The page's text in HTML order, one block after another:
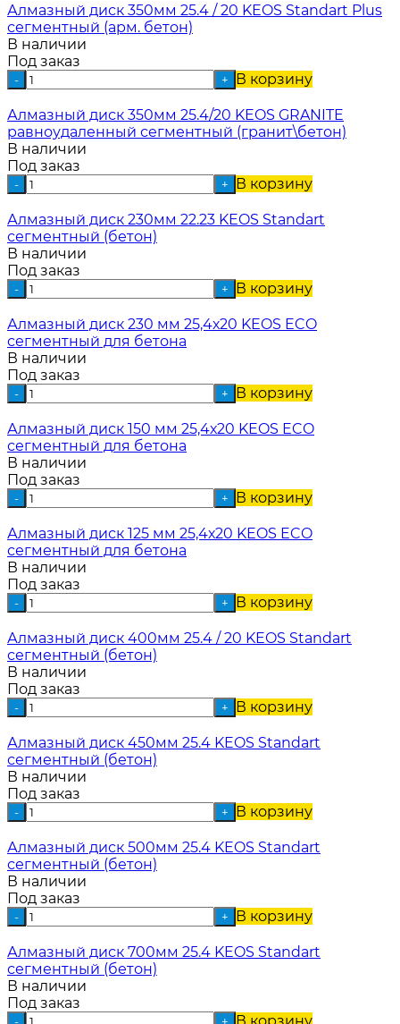
Алмазный диск 350мм 25.4 / 20 KEOS Standart Plus
сегментный (арм. бетон)
В наличии
Под заказ
- + В корзину
Алмазный диск 350мм 25.4/20 KEOS GRANITE
равноудаленный сегментный (гранит\бетон)
В наличии
Под заказ
- + В корзину
Алмазный диск 230мм 22.23 KEOS Standart
сегментный (бетон)
В наличии
Под заказ
- + В корзину
Алмазный диск 230 мм 25,4х20 KEOS ECO
сегментный для бетона
В наличии
Под заказ
- + В корзину
Алмазный диск 150 мм 25,4х20 KEOS ECO
сегментный для бетона
В наличии
Под заказ
- + В корзину
Алмазный диск 125 мм 25,4х20 KEOS ECO
сегментный для бетона
В наличии
Под заказ
- + В корзину
Алмазный диск 400мм 25.4 / 20 KEOS Standart
сегментный (бетон)
В наличии
Под заказ
- + В корзину
Алмазный диск 450мм 25.4 KEOS Standart
сегментный (бетон)
В наличии
Под заказ
- + В корзину
Алмазный диск 500мм 25.4 KEOS Standart
сегментный (бетон)
В наличии
Под заказ
- + В корзину
Алмазный диск 700мм 25.4 KEOS Standart
сегментный (бетон)
В наличии
Под заказ